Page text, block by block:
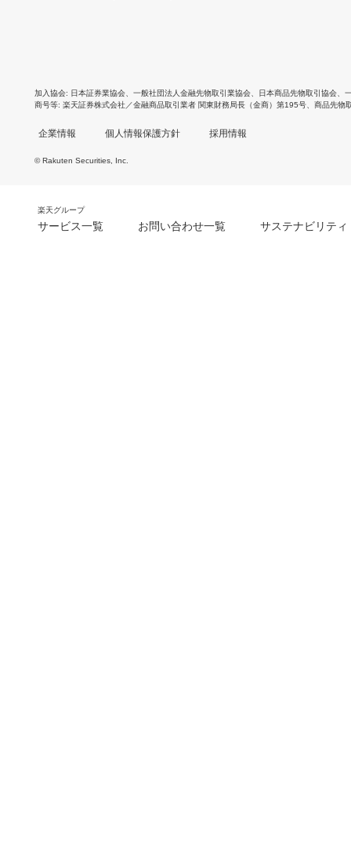
加入協会 日本証券業協会 一般社団法人金融先物取引業協会 日本商品先物取引協会
商号等 楽天証券株式会社／金融商品取引業者 関東財務局長（金商）第195号、商品先物
企業情報 個人情報保護方針 採用情報
© Rakuten Securities, Inc.
楽天グループ
サービス一覧 お問い合わせ一覧 サステナビリティ